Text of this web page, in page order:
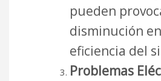
pueden
disminución
eficiencia del
Problemas